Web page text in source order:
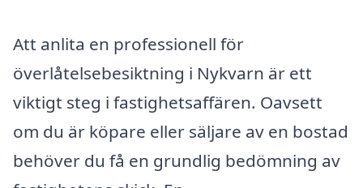
Att anlita en professionell för
överlåtelsebesiktning i Nykvarn är ett
viktigt steg i fastighetsaffären. Oavsett
om du är köpare eller säljare av en bostad
behöver du få en grundlig bedömning av